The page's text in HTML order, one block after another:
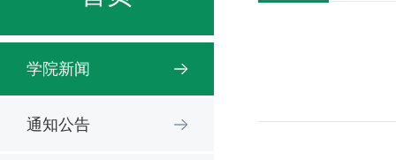
学院新闻
通知公告